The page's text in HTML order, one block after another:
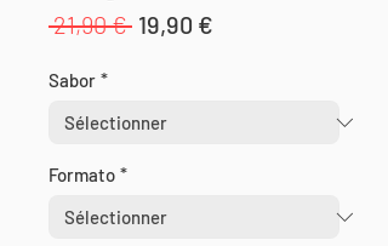
21,90 € Prix
19,90 €
Sabor *
Formato *